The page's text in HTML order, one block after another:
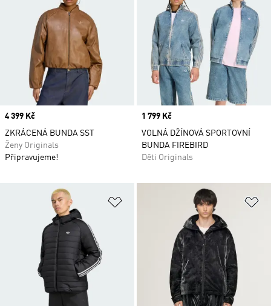
Price
4 399 Kč
ZKRÁCENÁ BUNDA SST
Ženy Originals
Připravujeme!
Price
1 799 Kč
VOLNÁ DŽÍNOVÁ SPORTOVNÍ
BUNDA FIREBIRD
Děti Originals
Přidat do seznamu přání